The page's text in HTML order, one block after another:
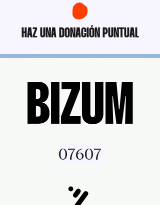
HAZ UNA DONACIÓN PUNTUAL
BIZUM
BIZUM
07607